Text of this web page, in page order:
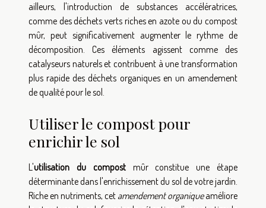
ailleurs, l'introduction de substances accélératrices,
comme des déchets verts riches en azote ou du compost
mûr, peut significativement augmenter le rythme de
décomposition. Ces éléments agissent comme des
catalyseurs naturels et contribuent à une transformation
plus rapide des déchets organiques en un amendement
de qualité pour le sol.
Utiliser le compost pour
enrichir le sol
L'utilisation du compostmûr constitue une étape
déterminante dans l'enrichissement du sol de votre jardin.
Riche en nutriments, cet amendement organiqueaméliore